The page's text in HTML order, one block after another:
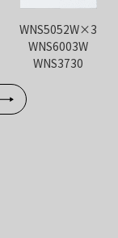
WNS5052W×3
WNS6003W
WNS3730